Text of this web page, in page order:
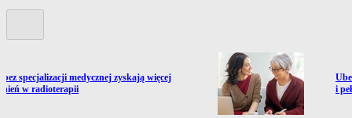
do artykułu:
bez specjalizacji medycznej zyskają więcej
w radioterapii
i